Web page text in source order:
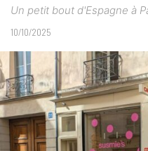
Un petit bout d'Espagne à
10/10/2025